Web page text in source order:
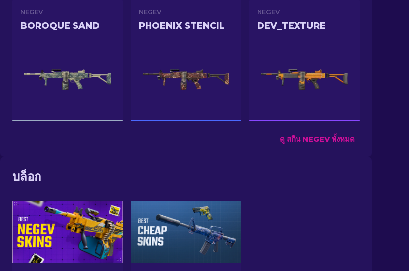
NEGEV
BOROQUE SAND
NEGEV
PHOENIX STENCIL
NEGEV
DEV_TEXTURE
ดู สกิน NEGEV ทั้งหมด
บล็อก